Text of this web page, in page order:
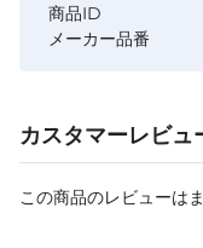
商品ID
メーカー品番
カスタマーレビュ
この商品のレビューは